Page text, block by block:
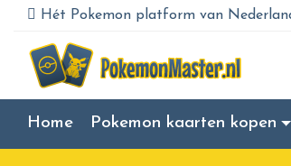
Hét Pokemon platform van
Home Pokemon kaarten kopen